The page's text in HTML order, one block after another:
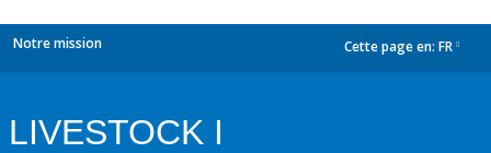
Notre mission Cette page en: FR
LIVESTOCK I